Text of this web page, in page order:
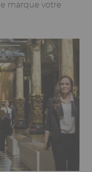
marque votre